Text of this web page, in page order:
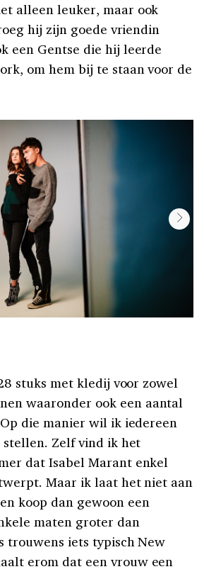
alleen leuker, maar ook
hij zijn goede vriendin
een Gentse die hij leerde
om hem bij te staan voor de
stuks met kledij voor zowel
waaronder ook een aantal
die manier wil ik iedereen
Zelf vind ik het
dat Isabel Marant enkel
Maar ik laat het niet aan
koop dan gewoon een
maten groter dan
trouwens iets typisch New
erom dat een vrouw een